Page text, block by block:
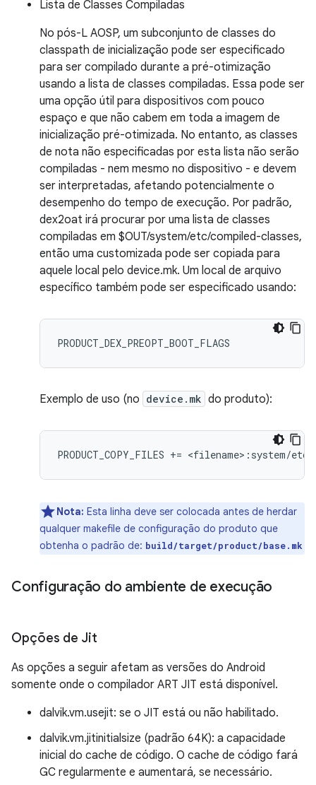
Lista de Classes Compiladas
No pós-L AOSP, um subconjunto de classes do
classpath de inicialização pode ser especificado
para ser compilado durante a pré-otimização
usando a lista de classes compiladas. Essa pode ser
uma opção útil para dispositivos com pouco
espaço e que não cabem em toda a imagem de
inicialização pré-otimizada. No entanto, as classes
de nota não especificadas por esta lista não serão
compiladas - nem mesmo no dispositivo - e devem
ser interpretadas, afetando potencialmente o
desempenho do tempo de execução. Por padrão,
dex2oat irá procurar por uma lista de classes
compiladas em $OUT/system/etc/compiled-classes,
então uma customizada pode ser copiada para
aquele local pelo device.mk. Um local de arquivo
específico também pode ser especificado usando:
Exemplo de uso (no device.mk do produto):
Nota: Esta linha deve ser colocada antes de herdar
qualquer makefile de configuração do produto que
obtenha o padrão de: build/target/product/base.mk
Configuração do ambiente de execução
Opções de Jit
As opções a seguir afetam as versões do Android
somente onde o compilador ART JIT está disponível.
dalvik.vm.usejit: se o JIT está ou não habilitado.
dalvik.vm.jitinitialsize (padrão 64K): a capacidade
inicial do cache de código. O cache de código fará
GC regularmente e aumentará, se necessário.